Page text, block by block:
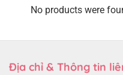
No products were
Địa chỉ & Thông tin